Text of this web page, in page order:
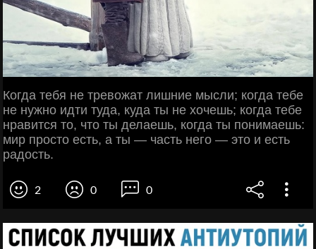
Когда тебя не тревожат лишние мысли; когда тебе
не нужно идти туда, куда ты не хочешь; когда тебе
нравится то, что ты делаешь, когда ты понимаешь:
мир просто есть, а ты — часть него — это и есть
радость.
2 0 0